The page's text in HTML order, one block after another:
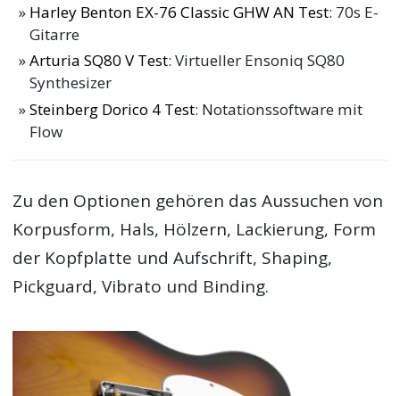
Harley Benton EX-76 Classic GHW AN Test: 70s E-
Gitarre
Arturia SQ80 V Test: Virtueller Ensoniq SQ80
Synthesizer
Steinberg Dorico 4 Test: Notationssoftware mit
Flow
Zu den Optionen gehören das Aussuchen von
Korpusform, Hals, Hölzern, Lackierung, Form
der Kopfplatte und Aufschrift, Shaping,
Pickguard, Vibrato und Binding.